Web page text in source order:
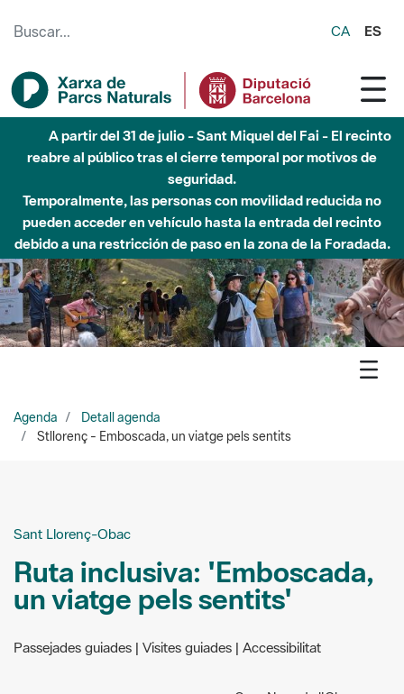
CA ES
Hasta diciembre de 2026 - Parque Fluvial Besós -
Afectaciones en el cauce del Parque Fluvial del Besòs debido
a obras de construcción de una pasarela sobre el río
Agenda
Detall agenda
un viatge pels sentits'
Passejades guiades | Visites guiades | Accessibilitat
07/05/2023
B122 Ctra. de Terrassa a